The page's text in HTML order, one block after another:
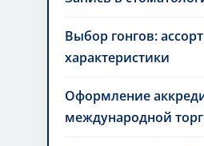
Выбор гонгов:
характеристики
Оформление
международной